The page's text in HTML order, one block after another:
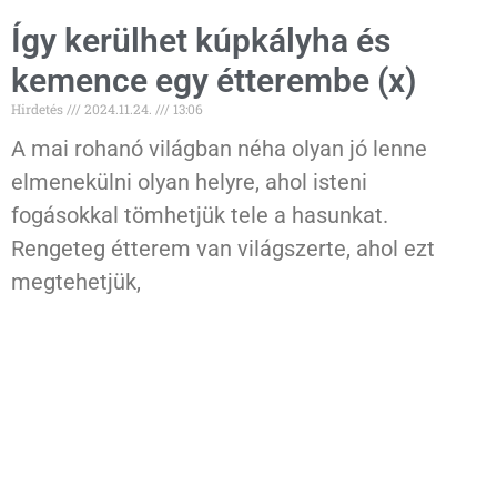
Így kerülhet kúpkályha és
kemence egy étterembe (x)
Hirdetés 2024.11.24. 13:06
A mai rohanó világban néha olyan jó lenne
elmenekülni olyan helyre, ahol isteni
fogásokkal tömhetjük tele a hasunkat.
Rengeteg étterem van világszerte, ahol ezt
megtehetjük,